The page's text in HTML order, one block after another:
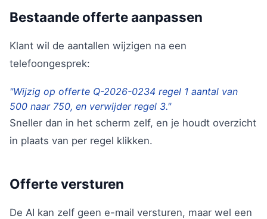
Bestaande offerte aanpassen
Klant wil de aantallen wijzigen na een
telefoongesprek:
"Wijzig op offerte Q-2026-0234 regel 1 aantal van
500 naar 750, en verwijder regel 3."
Sneller dan in het scherm zelf, en je houdt overzicht
in plaats van per regel klikken.
Offerte versturen
De AI kan zelf geen e-mail versturen, maar wel een